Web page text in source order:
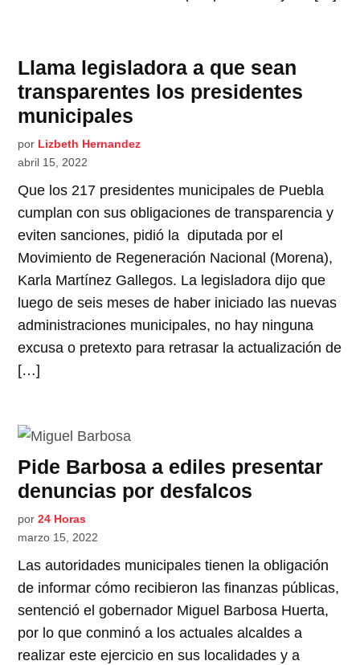
Llama legisladora a que sean
transparentes los presidentes
municipales
por Lizbeth Hernandez
abril 15, 2022
Que los 217 presidentes municipales de Puebla
cumplan con sus obligaciones de transparencia y
eviten sanciones, pidió la diputada por el
Movimiento de Regeneración Nacional (Morena),
Karla Martínez Gallegos. La legisladora dijo que
luego de seis meses de haber iniciado las nuevas
administraciones municipales, no hay ninguna
excusa o pretexto para retrasar la actualización de
[…]
Pide Barbosa a ediles presentar
denuncias por desfalcos
por 24 Horas
marzo 15, 2022
Las autoridades municipales tienen la obligación
de informar cómo recibieron las finanzas públicas,
sentenció el gobernador Miguel Barbosa Huerta,
por lo que conminó a los actuales alcaldes a
realizar este ejercicio en sus localidades y a